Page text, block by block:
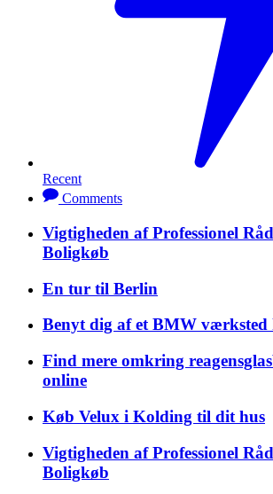
Recent
Comments
Vigtigheden af Professionel
Boligkøb
En tur til Berlin
Benyt dig af et BMW værksted
Find mere omkring
online
Køb Velux i Kolding til dit hus
Vigtigheden af Professionel
Boligkøb